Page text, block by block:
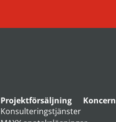
Projektförsäljning
Konsulteringstjänster
Koncern